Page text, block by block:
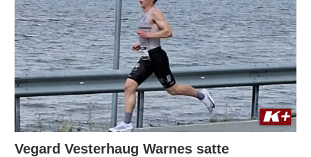
Vegard Vesterhaug Warnes satte